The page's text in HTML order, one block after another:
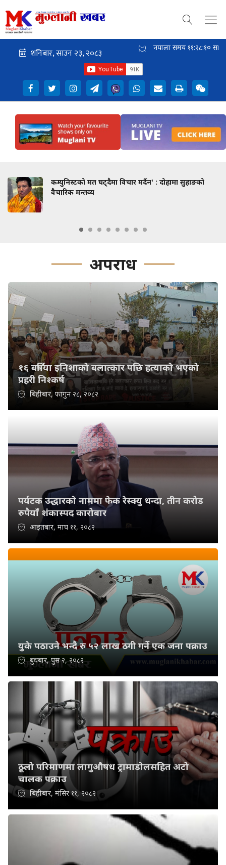
नेपाली समय११:२८:११ साँझ
मर्दैन' : दोहामा सुहाङको
संखुवासभा समाज
अपराध
१६ बर्षिया इनिशाको बलात्कार पछि हत्याको भएको
प्रहरी निश्कर्ष
बिहीबार, फागुन २८, २०८२
पर्यटक उद्धारको नाममा फेक रेस्क्यु धन्दा, तीन करोड
रुपैयाँ शंकास्पद कारोबार
आइतबार, माघ ११, २०८२
युके पठाउने भन्दै रु ५२ लाख ठगी गर्ने एक जना पक्राउ
बुधबार, पुस २, २०८२
ठूलो परिमाणमा लागुऔषध ट्रामाडोलसहित अटो
चालक पक्राउ
बिहीबार, मंसिर ११, २०८२